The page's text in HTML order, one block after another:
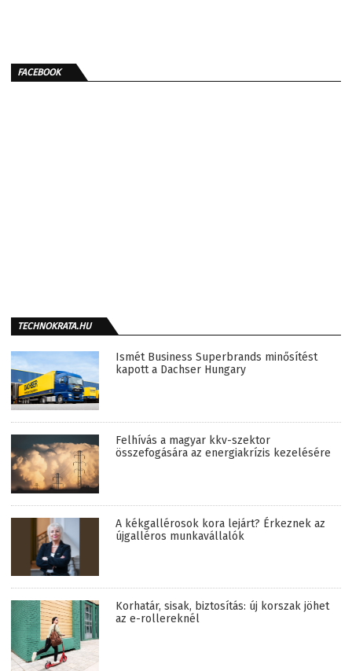
FACEBOOK
TECHNOKRATA.HU
Ismét Business Superbrands minősítést
kapott a Dachser Hungary
Felhívás a magyar kkv-szektor
összefogására az energiakrízis kezelésére
A kékgallérosok kora lejárt? Érkeznek az
újgalléros munkavállalók
Korhatár, sisak, biztosítás: új korszak jöhet
az e-rollereknél